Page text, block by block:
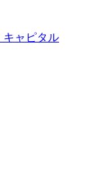
キャピタル